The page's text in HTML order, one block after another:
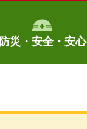
防災・安全・安心